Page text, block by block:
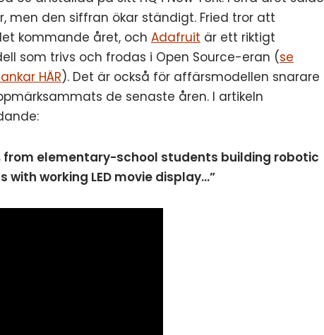
men den siffran ökar ständigt. Fried tror att
kommande året, och Adafruit är ett riktigt
som trivs och frodas i Open Source-eran (se
HÄR). Det är också för affärsmodellen snarare
de senaste åren. I artikeln
from elementary-school students building robotic
working LED movie display…”